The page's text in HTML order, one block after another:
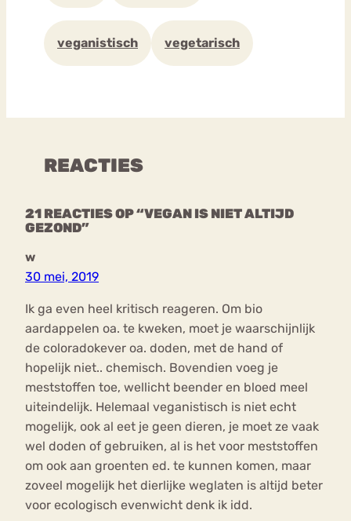
veganistisch vegetarisch
REACTIES
21 REACTIES OP “VEGAN IS NIET ALTIJD
GEZOND”
w
30 mei, 2019
Ik ga even heel kritisch reageren. Om bio
aardappelen oa. te kweken, moet je waarschijnlijk
de coloradokever oa. doden, met de hand of
hopelijk niet.. chemisch. Bovendien voeg je
meststoffen toe, wellicht beender en bloed meel
uiteindelijk. Helemaal veganistisch is niet echt
mogelijk, ook al eet je geen dieren, je moet ze vaak
wel doden of gebruiken, al is het voor meststoffen
om ook aan groenten ed. te kunnen komen, maar
zoveel mogelijk het dierlijke weglaten is altijd beter
voor ecologisch evenwicht denk ik idd.